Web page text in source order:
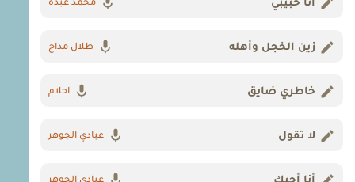
أنا حبيبي محمد عبده
زين الخجل وأهله طلال مداح
خاطري ضايق احلام
لا تقول عبادي الجوهر